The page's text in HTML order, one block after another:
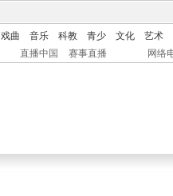
戏曲 音乐 科教 青少 文化
艺术
直播中国 赛事直播 网络